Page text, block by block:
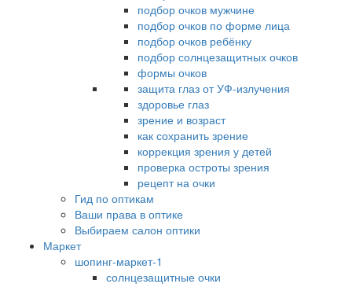
подбор очков мужчине
подбор очков по форме лица
подбор очков ребёнку
подбор солнцезащитных очков
формы очков
защита глаз от УФ-излучения
здоровье глаз
зрение и возраст
как сохранить зрение
коррекция зрения у детей
проверка остроты зрения
рецепт на очки
Гид по оптикам
Ваши права в оптике
Выбираем салон оптики
Маркет
шопинг-маркет-1
солнцезащитные очки